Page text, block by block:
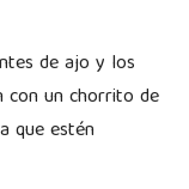
de ajo y los
con un chorrito de
que estén